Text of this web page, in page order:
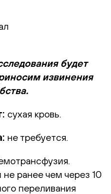
будет
извинения
сухая кровь.
не требуется.
ранее чем через 10
переливания